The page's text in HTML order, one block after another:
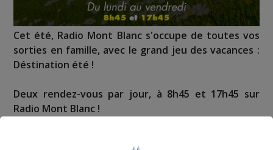
Cet été, Radio Mont Blanc s'occupe de toutes vos
sorties en famille, avec le grand jeu des vacances :
Déstination été !
Deux rendez-vous par jour, à 8h45 et 17h45 sur
Radio Mont Blanc !